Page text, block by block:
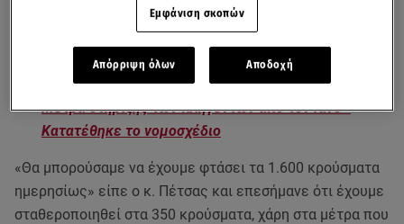
θα ενημερώσει τους πολίτες για την κρίσιμη φάση που
βρισκόμαστε όσον αφορά στην εξέλιξη της πανδημίας.
Μέτρα στήριξης των πληγέντων από τον Ιανό -
Κατατέθηκε το νομοσχέδιο
«Θα μπορούσαμε να έχουμε φτάσει τα 1.600 κρούσματα
ημερησίως» είπε ο κ. Πέτσας και επεσήμανε ότι έχουμε
σταθεροποιηθεί στα 350 κρούσματα, χάρη στα μέτρα που
Εμφάνιση σκοπών
Απόρριψη όλων Αποδοχή